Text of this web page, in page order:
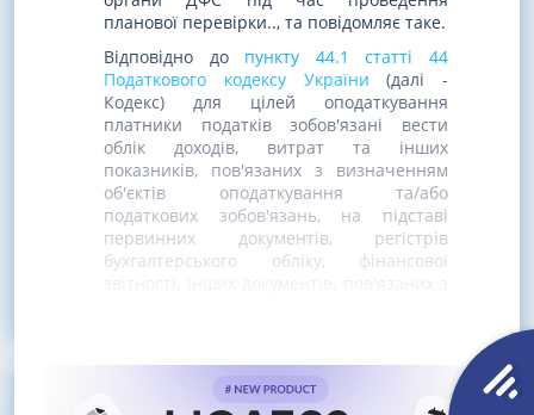
планової перевірки.., та повідомляє таке.
Відповідно до пункту 44.1 статті 44
Податкового кодексу України (далі -
Кодекс) для цілей оподаткування
платники податків зобов'язані вести
облік доходів, витрат та інших
показників, пов'язаних з визначенням
об'єктів оподаткування та/або
податкових зобов'язань, на підставі
первинних документів, регістрів
бухгалтерського обліку, фінансової